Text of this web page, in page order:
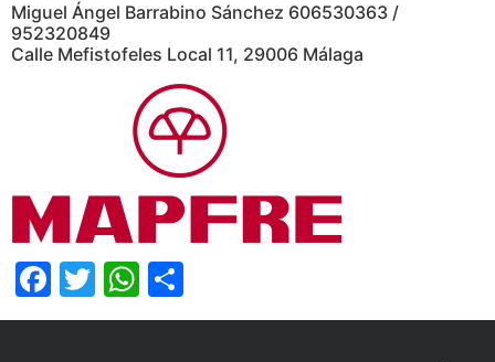
Miguel Ángel Barrabino Sánchez 606530363 /
952320849
Calle Mefistofeles Local 11, 29006 Málaga
Facebook
TwitterWhatsApp